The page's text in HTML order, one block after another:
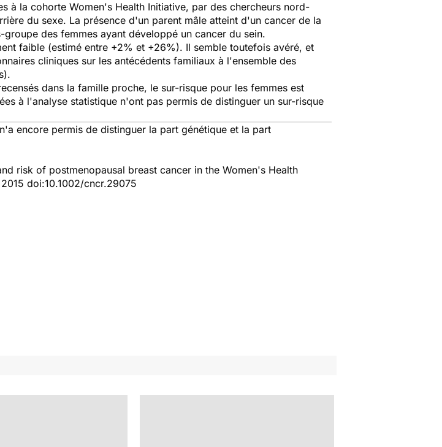
à la cohorte Women's Health Initiative, par des chercheurs nord-
du sexe. La présence d'un parent mâle atteint d'un cancer de la
des femmes ayant développé un cancer du sein.
faible (estimé entre +2% et +26%). Il semble toutefois avéré, et
cliniques sur les antécédents familiaux à l'ensemble des
dans la famille proche, le sur-risque pour les femmes est
à l'analyse statistique n'ont pas permis de distinguer un sur-risque
encore permis de distinguer la part génétique et la part
risk of postmenopausal breast cancer in the Women's Health
doi:10.1002/cncr.29075